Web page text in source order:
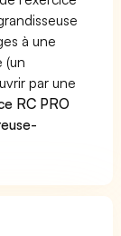
à une
(un
par une
RC PRO